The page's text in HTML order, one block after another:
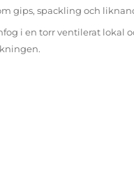
gips, spackling och
i en torr ventilerat lokal